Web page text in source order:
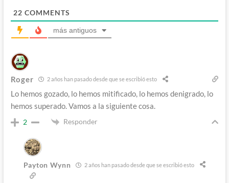
22 COMMENTS
más antiguos
Roger 2 años han pasado desde que se escribió esto
Lo hemos gozado, lo hemos mitificado, lo hemos denigrado, lo
hemos superado. Vamos a la siguiente cosa.
2 Responder
Payton Wynn 2 años han pasado desde que se escribió esto